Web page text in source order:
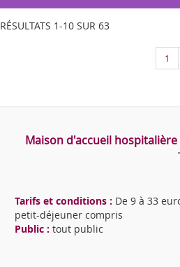
RÉSULTATS 1-10 SUR 63
1
Maison d'accueil hospitalière
Tarifs et conditions : De 9 à 33
petit-déjeuner compris
Public : tout public